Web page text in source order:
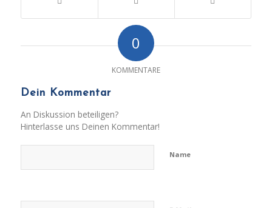
0
KOMMENTARE
Dein Kommentar
An Diskussion beteiligen?
Hinterlasse uns Deinen Kommentar!
Name